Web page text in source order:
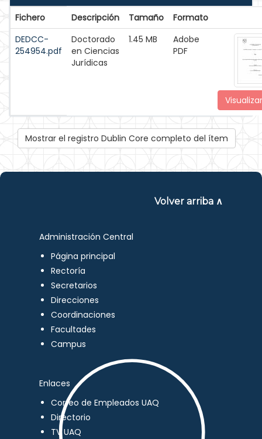
Fichero Descripción Tamaño
Formato
DEDCC-
254954.pdf
Doctorado
en Ciencias
Jurídicas
1.45 MB
Adobe
PDF
Mostrar el registro Dublin Core completo del ítem
Volver arriba ∧
Administración Central
Página principal
Rectoría
Secretarios
Direcciones
Coordinaciones
Facultades
Campus
Enlaces
Correo de Empleados UAQ
Directorio
TV UAQ